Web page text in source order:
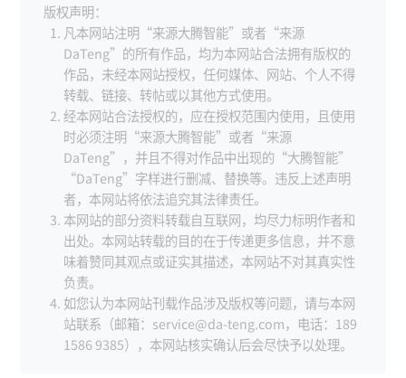
版权声明：
凡本网站注明“来源大腾智能”或者“来源
DaTeng”的所有作品，均为本网站合法拥有版权的
作品，未经本网站授权，任何媒体、网站、个人不得
转载、链接、转帖或以其他方式使用。
经本网站合法授权的，应在授权范围内使用，且使用
时必须注明“来源大腾智能”或者“来源
DaTeng”，并且不得对作品中出现的“大腾智能”
“DaTeng”字样进行删减、替换等。违反上述声明
者，本网站将依法追究其法律责任。
本网站的部分资料转载自互联网，均尽力标明作者和
出处。本网站转载的目的在于传递更多信息，并不意
味着赞同其观点或证实其描述，本网站不对其真实性
负责。
如您认为本网站刊载作品涉及版权等问题，请与本网
站联系（邮箱：service@da-teng.com，电话：189
1586 9385），本网站核实确认后会尽快予以处理。